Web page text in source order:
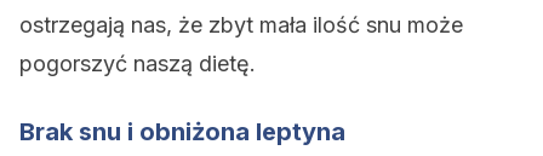
ostrzegają nas, że zbyt mała ilość snu może
pogorszyć naszą dietę.
Brak snu i obniżona leptyna